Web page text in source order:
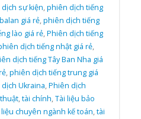
sự kiện,phiên dịch tiếng
giá rẻ,phiên dịch tiếng
lào giá rẻ,Phiên dịch tiếng
dịch tiếng nhật giá rẻ,
dịch tiếng Tây Ban Nha giá
,phiên dịch tiếng trung giá
Ukraina,Phiên dịch
,tài chính,Tài liệu bảo
chuyên ngành kế toán,tài